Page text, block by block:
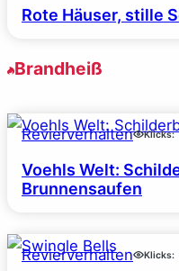
Rote Häuser, stille
Brandheiß
Revierverhalten Klicks:
Voehls Welt:
Brunnensaufen
Revierverhalten Klicks: